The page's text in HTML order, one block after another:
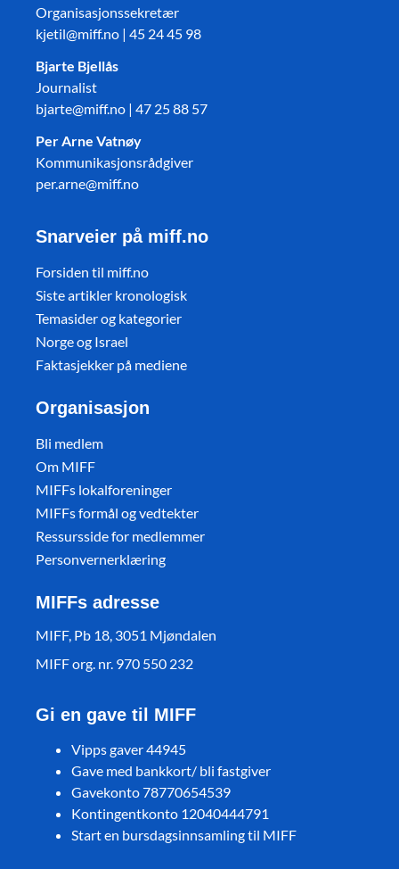
Organisasjonssekretær
kjetil@miff.no | 45 24 45 98
Bjarte Bjellås
Journalist
bjarte@miff.no | 47 25 88 57
Per Arne Vatnøy
Kommunikasjonsrådgiver
per.arne@miff.no
Snarveier på miff.no
Forsiden til miff.no
Siste artikler kronologisk
Temasider og kategorier
Norge og Israel
Faktasjekker på mediene
Organisasjon
Bli medlem
Om MIFF
MIFFs lokalforeninger
MIFFs formål og vedtekter
Ressursside for medlemmer
Personvernerklæring
MIFFs adresse
MIFF, Pb 18, 3051 Mjøndalen
MIFF org. nr. 970 550 232
Gi en gave til MIFF
Vipps gaver 44945
Gave med bankkort/ bli fastgiver
Gavekonto 78770654539
Kontingentkonto 12040444791
Start en bursdagsinnsamling til MIFF